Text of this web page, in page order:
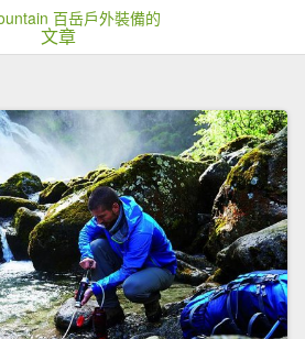
百岳戶外裝備的
文章